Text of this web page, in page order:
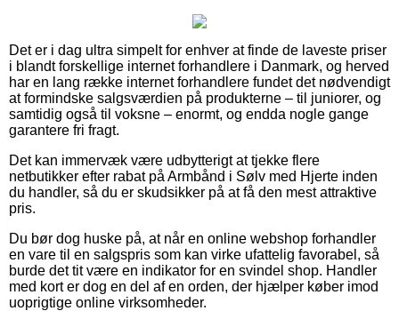
Det er i dag ultra simpelt for enhver at finde de laveste priser
i blandt forskellige internet forhandlere i Danmark, og herved
har en lang række internet forhandlere fundet det nødvendigt
at formindske salgsværdien på produkterne – til juniorer, og
samtidig også til voksne – enormt, og endda nogle gange
garantere fri fragt.
Det kan immervæk være udbytterigt at tjekke flere
netbutikker efter rabat på Armbånd i Sølv med Hjerte inden
du handler, så du er skudsikker på at få den mest attraktive
pris.
Du bør dog huske på, at når en online webshop forhandler
en vare til en salgspris som kan virke ufattelig favorabel, så
burde det tit være en indikator for en svindel shop. Handler
med kort er dog en del af en orden, der hjælper køber imod
uoprigtige online virksomheder.